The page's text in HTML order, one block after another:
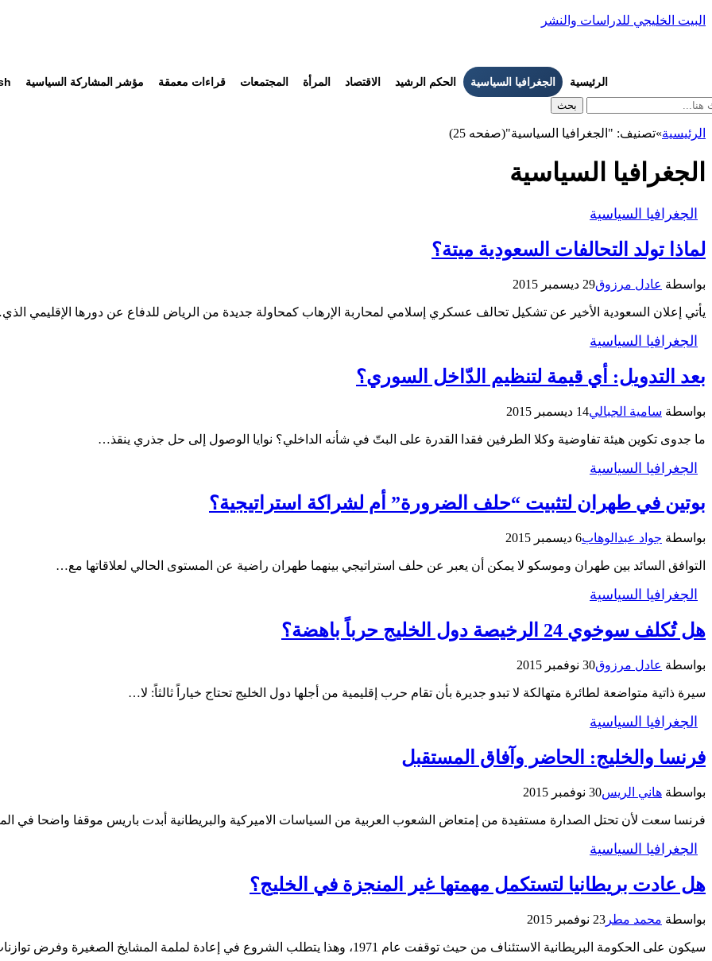
البيت الخليجي للدراسات والنشر
الرئيسية الجغرافيا السياسية الحكم الرشيد الاقتصاد المرأة المجتمعات قراءات معمقة مؤشر المشاركة السياسية
بحث
الرئيسية»تصنيف: "الجغرافيا السياسية"(صفحه 25)
الجغرافيا السياسية
الجغرافيا السياسية
لماذا تولد التحالفات السعودية ميتة؟
بواسطة عادل مرزوق29 ديسمبر 2015
يأتي إعلان السعودية الأخير عن تشكيل تحالف عسكري إسلامي لمحاربة الإرهاب كمحاولة جديدة من الرياض للدفاع عن دورها الإقليمي
الجغرافيا السياسية
بعد التدويل: أي قيمة لتنظيم الدّاخل السوري؟
بواسطة سامية الجبالي14 ديسمبر 2015
ما جدوى تكوين هيئة تفاوضية وكلا الطرفين فقدا القدرة على البتّ في شأنه الداخلي؟ نوايا الوصول إلى حل جذري ينقذ…
الجغرافيا السياسية
بوتين في طهران لتثبيت “حلف الضرورة” أم لشراكة استراتيجية؟
بواسطة جواد عبدالوهاب6 ديسمبر 2015
التوافق السائد بين طهران وموسكو لا يمكن أن يعبر عن حلف استراتيجي بينهما طهران راضية عن المستوى الحالي لعلاقاتها مع…
الجغرافيا السياسية
هل تُكلف سوخوي 24 الرخيصة دول الخليج حرباً باهضة؟
بواسطة عادل مرزوق30 نوفمبر 2015
سيرة ذاتية متواضعة لطائرة متهالكة لا تبدو جديرة بأن تقام حرب إقليمية من أجلها دول الخليج تحتاج خياراً ثالثاً: لا…
الجغرافيا السياسية
فرنسا والخليج: الحاضر وآفاق المستقبل
بواسطة هاني الريس30 نوفمبر 2015
فرنسا سعت لأن تحتل الصدارة مستفيدة من إمتعاض الشعوب العربية من السياسات الاميركية والبريطانية أبدت باريس موقفا واضحا في
الجغرافيا السياسية
هل عادت بريطانيا لتستكمل مهمتها غير المنجزة في الخليج؟
بواسطة محمد مطر 23 نوفمبر 2015
سيكون على الحكومة البريطانية الاستئناف من حيث توقفت عام 1971، وهذا يتطلب الشروع في إعادة لملمة المشايخ الصغيرة وفرض توازنات…